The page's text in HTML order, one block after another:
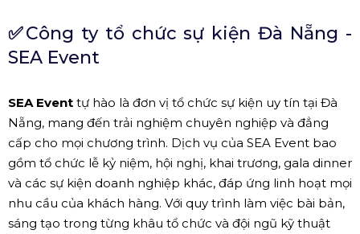
✅Công ty tổ chức sự kiện Đà Nẵng -
SEA Event
SEA Event tự hào là đơn vị tổ chức sự kiện uy tín tại Đà
Nẵng, mang đến trải nghiệm chuyên nghiệp và đẳng
cấp cho mọi chương trình. Dịch vụ của SEA Event bao
gồm tổ chức lễ kỷ niệm, hội nghị, khai trương, gala dinner
và các sự kiện doanh nghiệp khác, đáp ứng linh hoạt mọi
nhu cầu của khách hàng. Với quy trình làm việc bài bản,
sáng tạo trong từng khâu tổ chức và đội ngũ kỹ thuật